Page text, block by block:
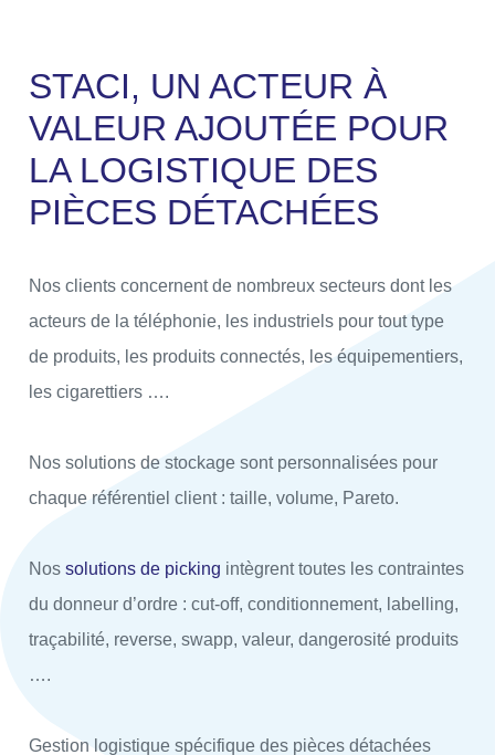
STACI, UN ACTEUR À
VALEUR AJOUTÉE POUR
LA LOGISTIQUE DES
PIÈCES DÉTACHÉES
Nos clients concernent de nombreux secteurs dont les
acteurs de la téléphonie, les industriels pour tout type
de produits, les produits connectés, les équipementiers,
les cigarettiers ….
Nos solutions de stockage sont personnalisées pour
chaque référentiel client : taille, volume, Pareto.
Nos solutions de picking intègrent toutes les contraintes
du donneur d’ordre : cut-off, conditionnement, labelling,
traçabilité, reverse, swapp, valeur, dangerosité produits
….
Gestion logistique spécifique des pièces détachées